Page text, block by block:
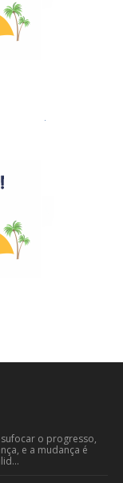
o progresso,
e a mudança é